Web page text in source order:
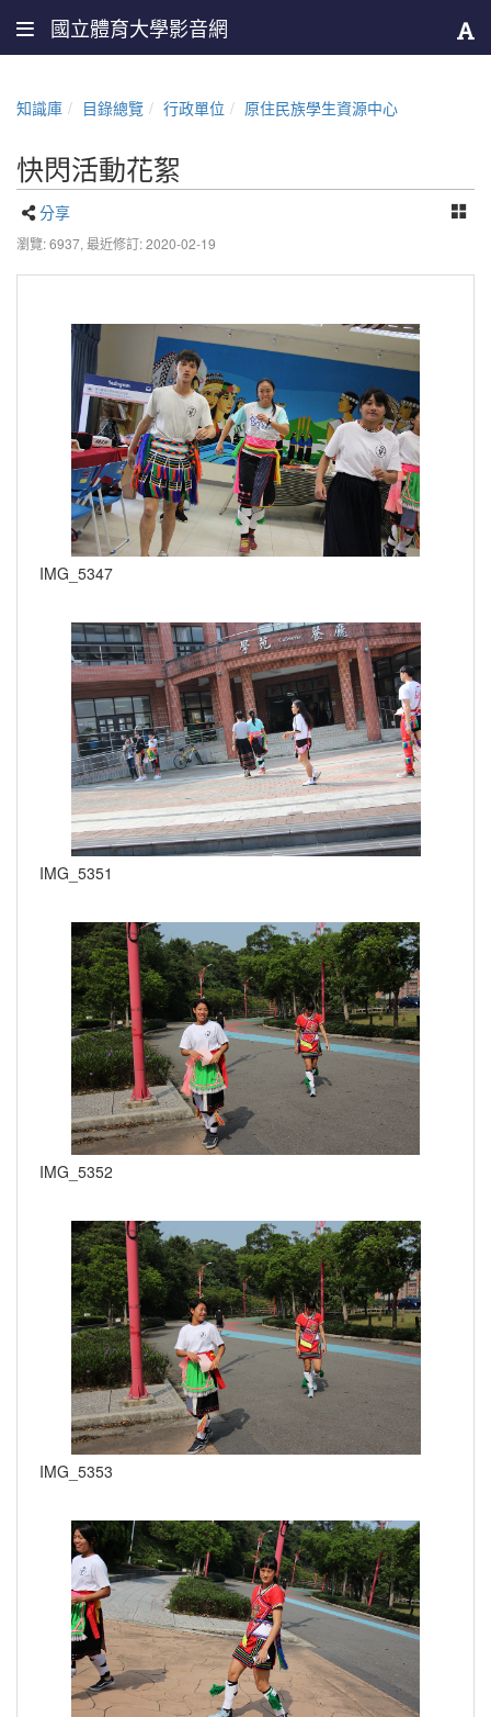
國立體育大學影音網
知識庫 目錄總覽 行政單位 原住民族學生資源中心
快閃活動花絮
分享
瀏覽: 6937, 最近修訂: 2020-02-19
IMG_5347
IMG_5351
IMG_5352
IMG_5353